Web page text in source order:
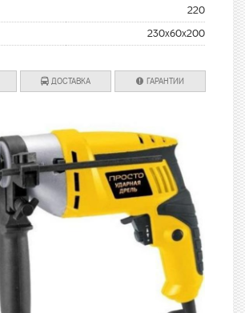
220
230х60х200
ДОСТАВКА ГАРАНТИИ